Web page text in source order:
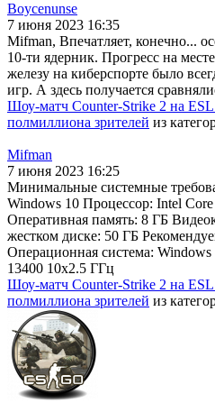
Boycenunse
7 июня 2023 16:35
Mifman, Впечатляет, конечно...
10-ти ядерник. Прогресс на
железу на киберспорте было
игр. А здесь получается
Шоу-матч Counter-Strike 2 на ESL
полмиллиона зрителей из
Mifman
7 июня 2023 16:25
Минимальные системные
Windows 10 Процессор: Intel
Оперативная память: 8 ГБ
жестком диске: 50 ГБ
Операционная система:
13400 10x2.5 ГГц
Шоу-матч Counter-Strike 2 на ESL
полмиллиона зрителей из